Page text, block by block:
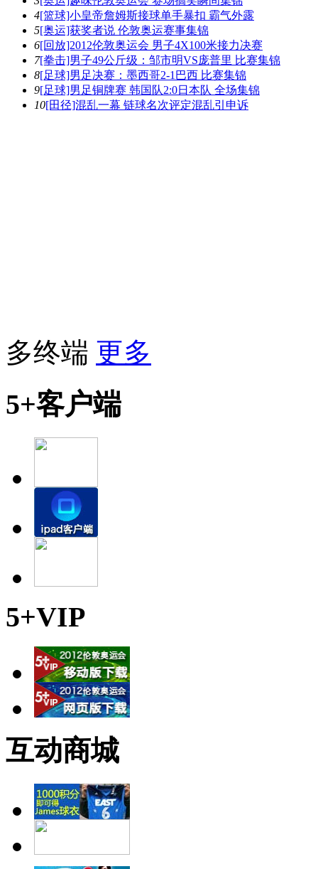
4[篮球]小皇帝詹姆斯接球单手暴扣 霸气外露
5[奥运]获奖者说 伦敦奥运赛事集锦
6[回放]2012伦敦奥运会 男子4X100米接力决赛
7[拳击]男子49公斤级：邹市明VS庞普里 比赛集锦
8[足球]男足决赛：墨西哥2-1巴西 比赛集锦
9[足球]男足铜牌赛 韩国队2:0日本队 全场集锦
10[田径]混乱一幕 链球名次评定混乱引申诉
多终端 更多
5+客户端
5+VIP
互动商城